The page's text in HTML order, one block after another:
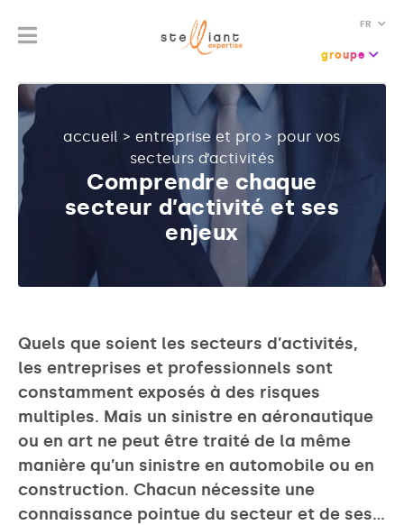
FR
groupe
accueil > entreprise et pro > pour vos
secteurs d’activités
Comprendre chaque
secteur d’activité et ses
enjeux
Quels que soient les secteurs d’activités,
les entreprises et professionnels sont
constamment exposés à des risques
multiples. Mais un sinistre en aéronautique
ou en art ne peut être traité de la même
manière qu’un sinistre en automobile ou en
construction. Chacun nécessite une
connaissance pointue du secteur et de ses…